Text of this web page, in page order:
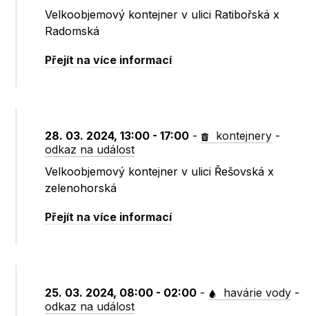
Velkoobjemový kontejner v ulici Ratibořská x
Radomská
Přejít na více informací
28. 03. 2024, 13:00 - 17:00 - kontejnery -
odkaz na událost
Velkoobjemový kontejner v ulici Řešovská x
zelenohorská
Přejít na více informací
25. 03. 2024, 08:00 - 02:00 - havárie vody -
odkaz na událost